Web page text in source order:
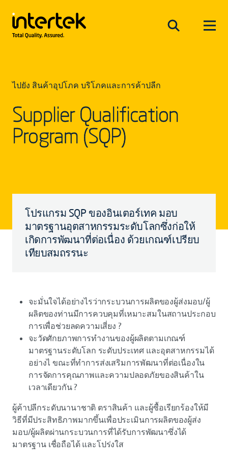
ไปยัง สินค้าอุปโภค บริโภคและการค้าปลีก
Supplier Qualification
Program (SQP)
โปรแกรม SQP ของอินเตอร์เทค มอบ
มาตรฐานอุตสาหกรรมระดับโลกซึ่งก่อให้
เกิดการพัฒนาที่ต่อเนื่อง ด้วยเกณฑ์เปรียบ
เทียบสมถรรนะ
จะมั่นใจได้อย่างไรว่ากระบวนการผลิตของผู้ส่งมอบ/ผู้
ผลิตของท่านมีการควบคุมที่เหมาะสมในสถานประกอบ
การเพื่อช่วยลดความเสี่ยง ?
จะวัดศักยภาพการทำงานของผู้ผลิตตามเกณฑ์
มาตรฐานระดับโลก ระดับประเทศ และอุตสาหกรรมได้
อย่างไ ขณะที่ทำการส่งเสริมการพัฒนาที่ต่อเนื่องใน
การจัดการคุณภาพและความปลอดภัยของสินค้าใน
เวลาเดียวกัน ?
ผู้ค้าปลีกระดับนานาชาติ ตราสินค้า และผู้ซื้อเรียกร้องให้มี
วิธีที่มีประสิทธิภาพมากขึ้นเพื่อประเมินการผลิตของผู้ส่ง
มอบ/ผู้ผลิตผ่านกระบวนการที่ได้รับการพัฒนาซึ่งได้
มาตรฐาน เชื่อถือได้ และโปร่งใส